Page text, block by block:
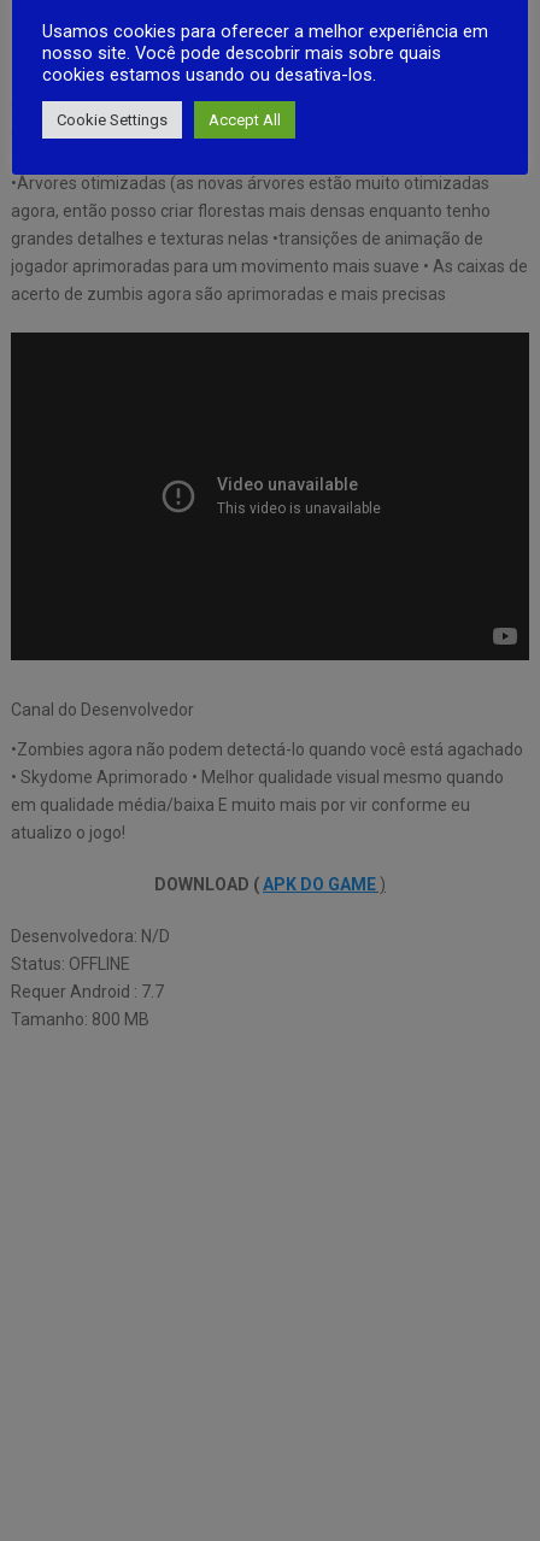
•iluminação realista para que o jogo não pareça caricatural
• Novos modelos de jogadores aprimorados personalizáveis ​​de alta
qualidade (a tela de personalização ainda não está no jogo a partir
de agora) • Folhagem e Natureza melhoradas
•Árvores otimizadas (as novas árvores estão muito otimizadas
agora, então posso criar florestas mais densas enquanto tenho
grandes detalhes e texturas nelas •transições de animação de
jogador aprimoradas para um movimento mais suave • As caixas de
acerto de zumbis agora são aprimoradas e mais precisas
Canal do Desenvolvedor
•Zombies agora não podem detectá-lo quando você está agachado
• Skydome Aprimorado • Melhor qualidade visual mesmo quando
em qualidade média/baixa E muito mais por vir conforme eu
atualizo o jogo!
DOWNLOAD (APK DO GAME )
Desenvolvedora: N/D
Status: OFFLINE
Requer Android : 7.7
Tamanho: 800 MB
Usamos cookies para oferecer a melhor experiência em
nosso site. Você pode descobrir mais sobre quais
cookies estamos usando ou desativa-los.
Cookie Settings Accept All